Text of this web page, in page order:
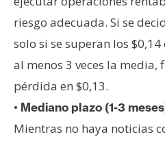
riesgo adecuada. Si se
solo si se superan los
al menos 3 veces la
pérdida en $0,13.
• Mediano plazo (1-3
Mientras no haya noticias